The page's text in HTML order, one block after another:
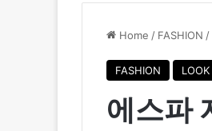
Home / FASHION /
FASHION
에스파